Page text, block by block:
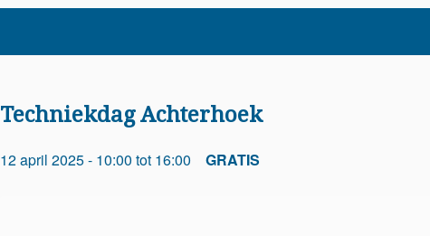
Techniekdag Achterhoek
12 april 2025 - 10:00 tot 16:00 GRATIS